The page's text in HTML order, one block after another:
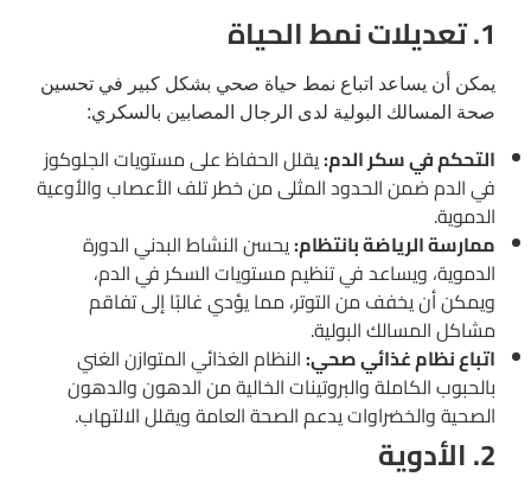
1. تعديلات نمط الحياة
يمكن أن يساعد اتباع نمط حياة صحي بشكل كبير في تحسين
صحة المسالك البولية لدى الرجال المصابين بالسكري:
التحكم في سكر الدم:يقلل الحفاظ على مستويات الجلوكوز
في الدم ضمن الحدود المثلى من خطر تلف الأعصاب والأوعية
الدموية.
ممارسة الرياضة بانتظام:يحسن النشاط البدني الدورة
الدموية، ويساعد في تنظيم مستويات السكر في الدم،
ويمكن أن يخفف من التوتر، مما يؤدي غالبًا إلى تفاقم
مشاكل المسالك البولية.
اتباع نظام غذائي صحي:النظام الغذائي المتوازن الغني
بالحبوب الكاملة والبروتينات الخالية من الدهون والدهون
الصحية والخضراوات يدعم الصحة العامة ويقلل الالتهاب.
2. الأدوية